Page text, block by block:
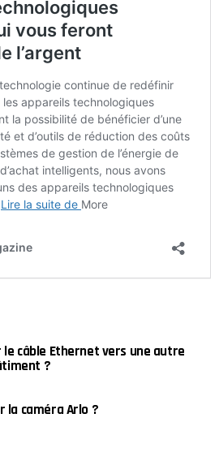
câble Ethernet vers une autre
?
la caméra Arlo ?